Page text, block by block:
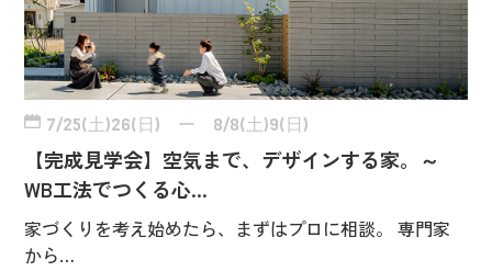
7/25(土)26(日) ー 8/8(土)9(日)
【完成見学会】空気まで、デザインする家。～
WB工法でつくる心…
家づくりを考え始めたら、まずはプロに相談。 専門家
から…